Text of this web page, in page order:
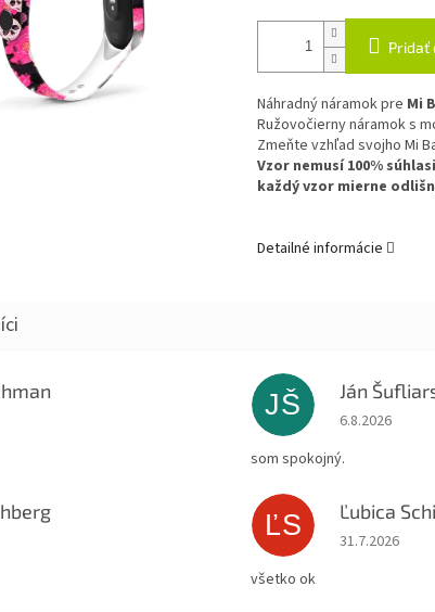
Pridať
Náhradný náramok pre Mi
Ružovočierny náramok s
Zmeňte vzhľad svojho Mi
Vzor nemusí 100%
každý vzor mierne
Detailné informácie
je 5 z 5 hviezdičiek. JŠ Ján
Hodnotenie
6.8.2026
som spokojný.
je 5 z 5 hviezdičiek. ĽS Ľubica
Hodnotenie
31.7.2026
všetko ok